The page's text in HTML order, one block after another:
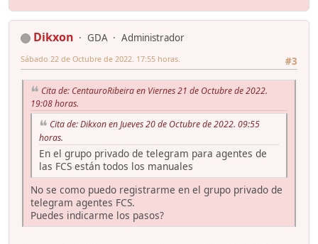
Dikxon GDA
Administrador
#3
Sábado 22 de Octubre de 2022. 17:55 horas.
Cita de: CentauroRibeira en Viernes 21 de Octubre de 2022.
19:08 horas.
Cita de: Dikxon en Jueves 20 de Octubre de 2022. 09:55
horas.
En el grupo privado de telegram para agentes de
las FCS están todos los manuales
No se como puedo registrarme en el grupo privado de
telegram agentes FCS.
Puedes indicarme los pasos?